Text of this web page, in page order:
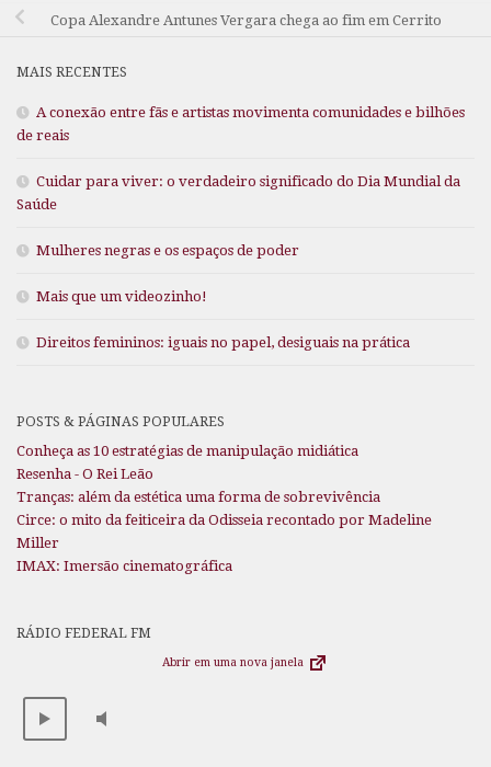
Copa Alexandre Antunes Vergara chega ao fim em Cerrito
MAIS RECENTES
A conexão entre fãs e artistas movimenta comunidades e bilhões
de reais
Cuidar para viver: o verdadeiro significado do Dia Mundial da
Saúde
Mulheres negras e os espaços de poder
Mais que um videozinho!
Direitos femininos: iguais no papel, desiguais na prática
POSTS & PÁGINAS POPULARES
Conheça as 10 estratégias de manipulação midiática
Resenha - O Rei Leão
Tranças: além da estética uma forma de sobrevivência
Circe: o mito da feiticeira da Odisseia recontado por Madeline
Miller
IMAX: Imersão cinematográfica
RÁDIO FEDERAL FM
Abrir em uma nova janela